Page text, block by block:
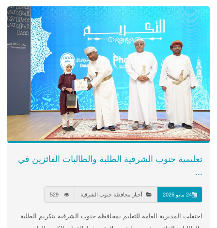
تعليمية جنوب الشرقية الطلبة والطالبات الفائزين في
...
24 مايو 2026 أخبار محافظة جنوب الشرقية
احتفلت المديرية العامة للتعليم بمحافظة جنوب الشرقية بتكريم الطلبة